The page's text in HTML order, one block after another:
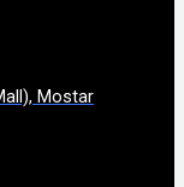
Mostar